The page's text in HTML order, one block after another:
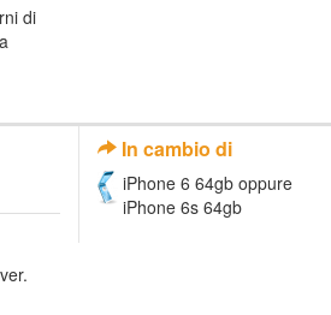
di
In cambio di
iPhone 6 64gb oppure
iPhone 6s 64gb